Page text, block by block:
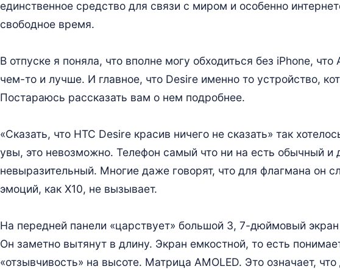
единственное средство для связи с миром и особенно
свободное время.
В отпуске я поняла, что вполне могу обходиться без iPhone,
чем-то и лучше. И главное, что Desire именно то устройство,
Постараюсь рассказать вам о нем подробнее.
«Сказать, что HTC Desire красив ничего не сказать» так
увы, это невозможно. Телефон самый что ни на есть обычный и
невыразительный. Многие даже говорят, что для флагмана он
эмоций, как X10, не вызывает.
На передней панели «царствует» большой 3, 7-дюймовый экран
Он заметно вытянут в длину. Экран емкостной, то есть
«отзывчивость» на высоте. Матрица AMOLED. Это означает,